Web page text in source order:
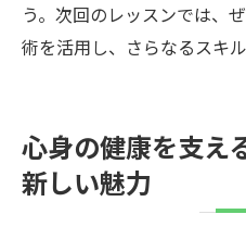
う。次回のレッスンでは、
術を活用し、さらなるスキ
心身の健康を支え
新しい魅力